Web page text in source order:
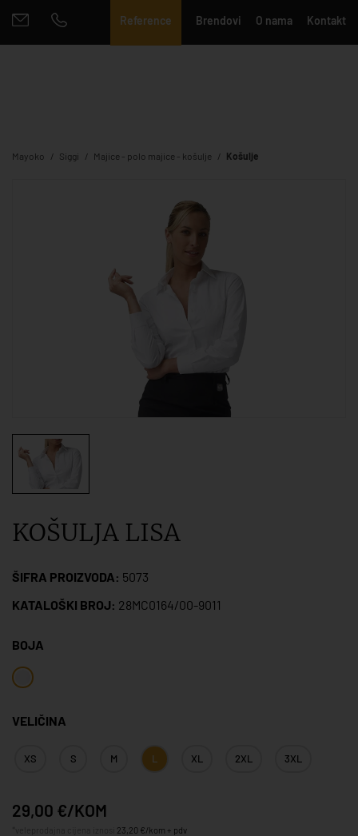
Reference Brendovi O nama Kontakt
Mayoko Siggi Majice - polo majice - košulje Košulje
KOŠULJA LISA
ŠIFRA PROIZVODA: 5073
KATALOŠKI BROJ: 28MC0164/00-9011
BOJA
VELIČINA
XS S M L XL 2XL 3XL
29,00 €/KOM
23,20 €/kom + pdv